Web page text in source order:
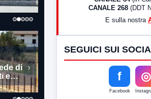
›
CANALE 268 (DDT
E sulla nostra
SEGUICI SUI
f
Facebook
◎